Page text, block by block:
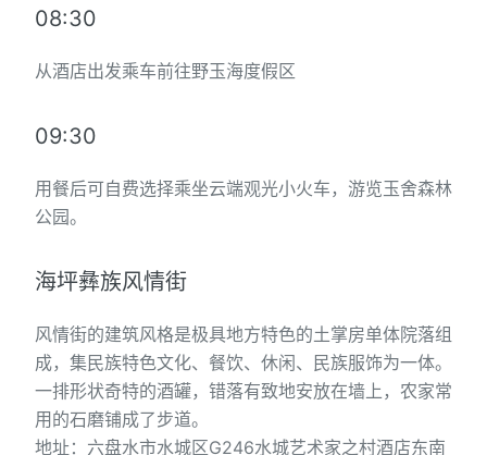
08:30
从酒店出发乘车前往野玉海度假区
09:30
用餐后可自费选择乘坐云端观光小火车，游览玉舍森林
公园。
海坪彝族风情街
风情街的建筑风格是极具地方特色的土掌房单体院落组
成，集民族特色文化、餐饮、休闲、民族服饰为一体。
一排形状奇特的酒罐，错落有致地安放在墙上，农家常
用的石磨铺成了步道。
地址：六盘水市水城区G246水城艺术家之村酒店东南